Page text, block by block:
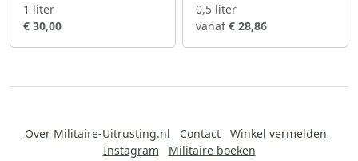
1 liter
€ 30,00
0,5 liter
vanaf€ 28,86
Over Militaire-Uitrusting.nl Contact
Winkel vermelden
Instagram
Militaire boeken